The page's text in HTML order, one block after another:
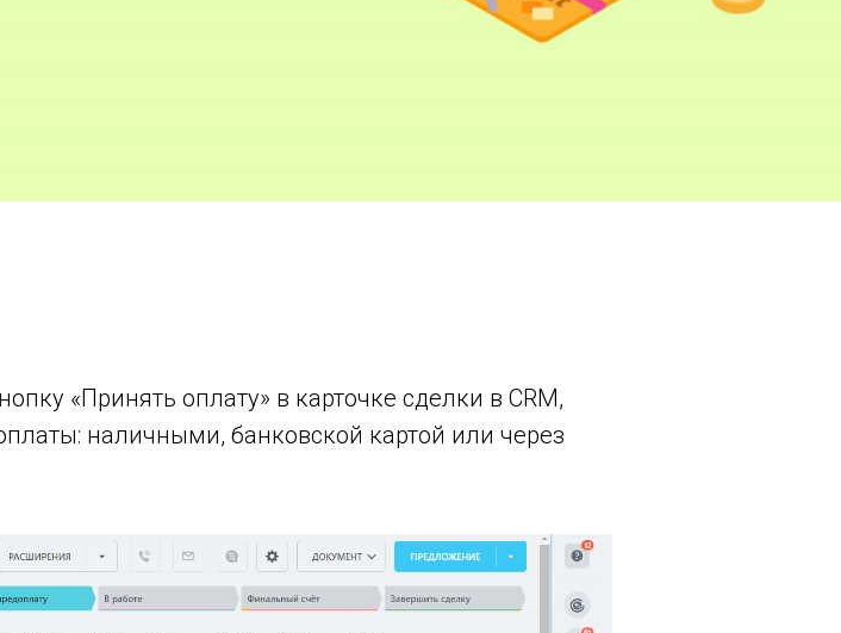
«Принять оплату» в карточке сделки в CRM,
наличными, банковской картой или через